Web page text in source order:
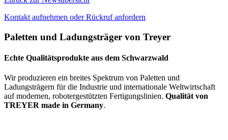
Kontakt aufnehmen oder Rückruf anfordern
Paletten und Ladungsträger von Treyer
Echte Qualitätsprodukte aus dem Schwarzwald
Wir produzieren ein breites Spektrum von Paletten und
Ladungsträgern für die Industrie und internationale Weltwirtschaft
auf modernen, robotergestützten Fertigungslinien. Qualität von
TREYER made in Germany.